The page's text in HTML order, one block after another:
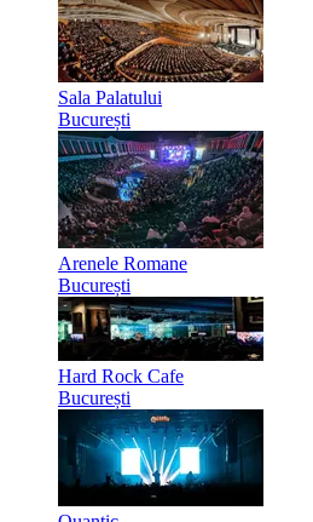
Sala Palatului
București
Arenele Romane
București
Hard Rock Cafe
București